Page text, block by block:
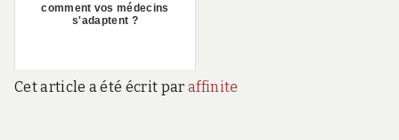
comment vos médecins
s'adaptent ?
Cet article a été écrit par affinite